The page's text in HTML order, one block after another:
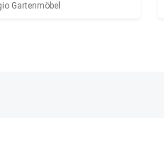
Gartenmöbel